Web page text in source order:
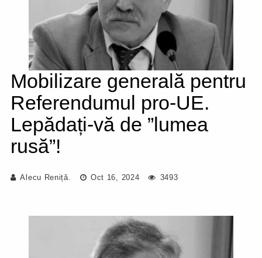
Mobilizare generală pentru
Referendumul pro-UE.
Lepădați-vă de ”lumea
rusă”!
Alecu Reniță. Oct 16, 2024 3493